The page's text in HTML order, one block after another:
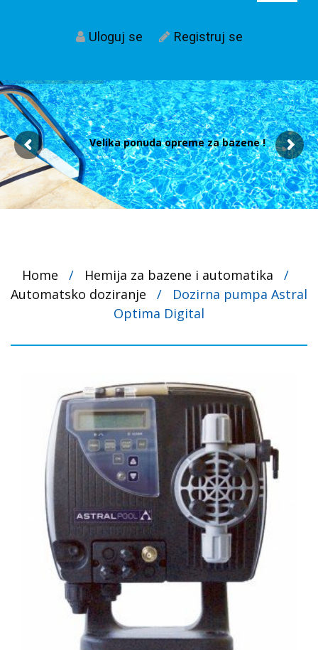
Uloguj se Registruj se
Velika ponuda opreme za bazene !
Home / Hemija za bazene i automatika
/
Automatsko doziranje
/
Dozirna pumpa Astral
Optima Digital